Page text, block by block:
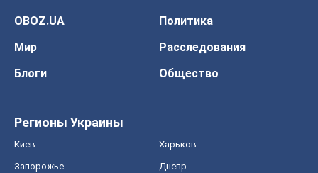
OBOZ.UA
Политика
Мир
Расследования
Блоги
Общество
Регионы Украины
Киев Харьков
Запорожье Днепр